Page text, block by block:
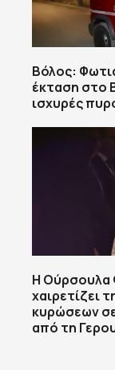
Βόλος:
έκταση στο
ισχυρές
Η Ούρσουλα
χαιρετίζει
κυρώσεων
από τη